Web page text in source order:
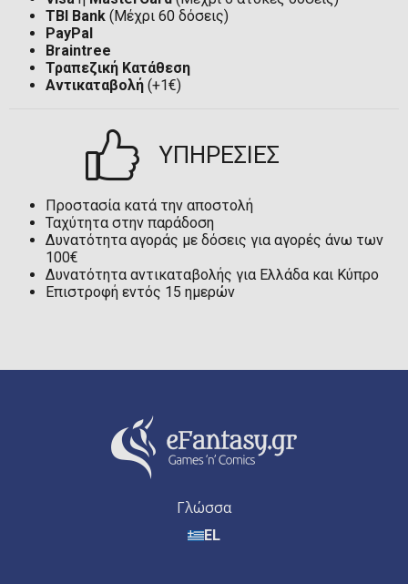
TBI Bank (Μέχρι 60 δόσεις)
PayPal
Braintree
Τραπεζική Κατάθεση
Αντικαταβολή (+1€)
ΥΠΗΡΕΣΙΕΣ
Προστασία κατά την αποστολή
Ταχύτητα στην παράδοση
Δυνατότητα αγοράς με δόσεις για αγορές άνω των
100€
Δυνατότητα αντικαταβολής για Ελλάδα και Κύπρο
Επιστροφή εντός 15 ημερών
Γλώσσα
EL